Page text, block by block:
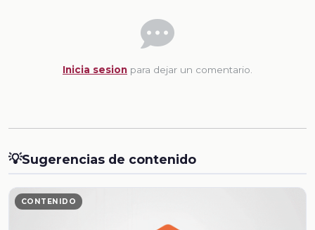
Inicia sesion para dejar un comentario.
💡Sugerencias de contenido
CONTENIDO